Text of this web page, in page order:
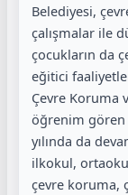
Belediyesi,
çalışmalar ile
çocukların da
eğitici
Çevre Koruma
öğrenim gören
yılında da
ilkokul,
çevre koruma,